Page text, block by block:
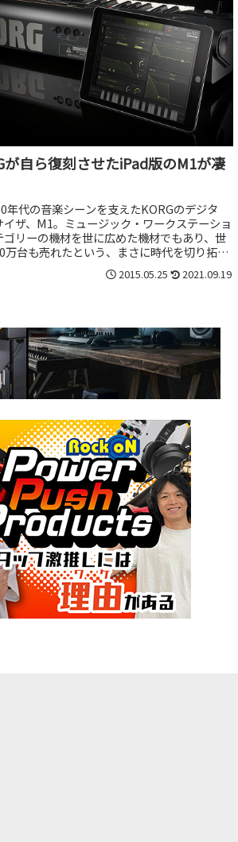
が自ら復刻させたiPad版のM1が凄
年代の音楽シーンを支えたKORGのデジタ
イザ、M1。ミュージック・ワークステーショ
ゴリーの機材を世に広めた機材でもあり、世
万台も売れたという、まさに時代を切り拓い
2015.05.25 2021.09.19